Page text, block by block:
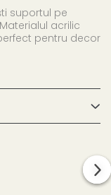
suportul pe
acrilic
pentru decor